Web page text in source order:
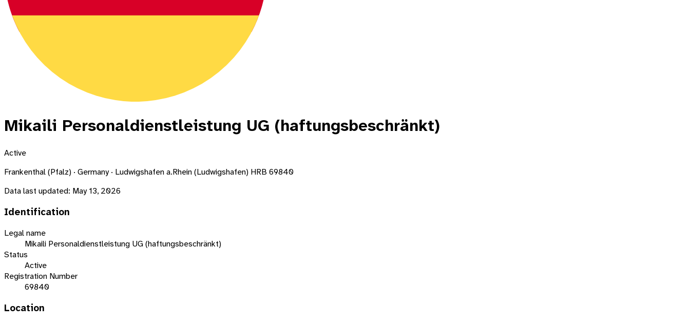
Mikaili Personaldienstleistung UG (haftungsbeschränkt)
Active
Frankenthal (Pfalz) · Germany · Ludwigshafen a.Rhein (Ludwigshafen) HRB 69840
Data last updated: May 13, 2026
Identification
Legal name
Mikaili Personaldienstleistung UG (haftungsbeschränkt)
Status
Active
Registration Number
69840
Location